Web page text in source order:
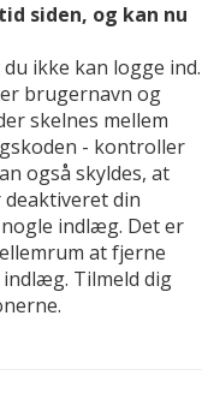
siden, og kan nu
ikke kan logge ind.
brugernavn og
skelnes mellem
- kontroller
også skyldes, at
din
indlæg. Det er
at fjerne
Tilmeld dig